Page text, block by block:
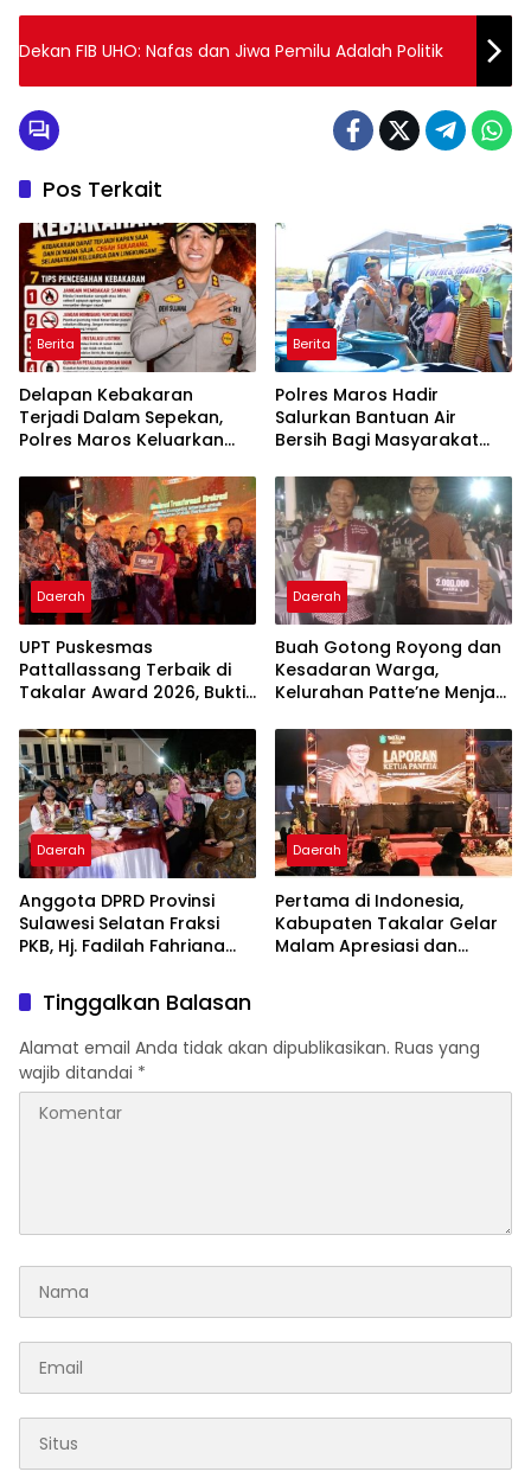
Dekan FIB UHO: Nafas dan Jiwa Pemilu Adalah Politik
Pos Terkait
Berita
Delapan Kebakaran
Terjadi Dalam Sepekan,
Polres Maros Keluarkan
Masyarakat
Berita
Polres Maros Hadir
Salurkan Bantuan Air
Bersih Bagi Masyarakat
Di Maros
Daerah
UPT Puskesmas
Pattallassang Terbaik di
Takalar Award 2026, Bukti
Pelayanan Kesehatan
Berkualitas
Daerah
Buah Gotong Royong dan
Kesadaran Warga,
Kelurahan Patte’ne Menjadi
2026
Daerah
Anggota DPRD Provinsi
Sulawesi Selatan Fraksi
PKB, Hj. Fadilah Fahriana
Takalar Menyalakan
Lentera Pengabdian
Melalui Malam Apresiasi
dan Inovasi Award 2026
Daerah
Pertama di Indonesia,
Kabupaten Takalar Gelar
Malam Apresiasi dan
Berprestasi
Tinggalkan Balasan
Alamat email Anda tidak akan dipublikasikan. Ruas yang
wajib ditandai *